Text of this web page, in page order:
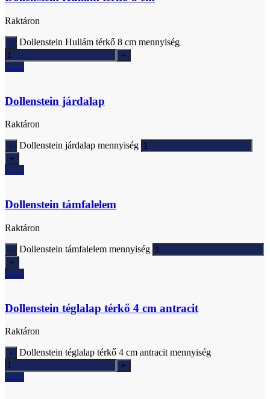
Raktáron
Dollenstein Hullám térkő 8 cm mennyiség
Ajánlatkérés
Dollenstein járdalap
Raktáron
Dollenstein járdalap mennyiség
Ajánlatkérés
Dollenstein támfalelem
Raktáron
Dollenstein támfalelem mennyiség
Ajánlatkérés
Dollenstein téglalap térkő 4 cm antracit
Raktáron
Dollenstein téglalap térkő 4 cm antracit mennyiség
Ajánlatkérés